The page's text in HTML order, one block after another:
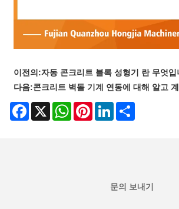
이전의:자동 콘크리트 블록 성형기 란 무엇입
다음:콘크리트 벽돌 기계 연동에 대해 알고
Facebook
X WhatsAppPinterestLinkedIn
문의 보내기